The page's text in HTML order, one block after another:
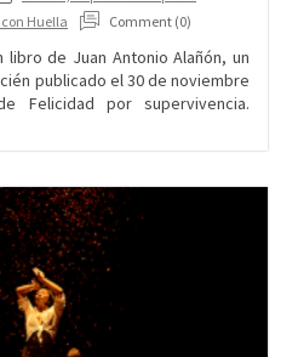
Huella Comment (0)
libro de Juan Antonio Alañón, un
publicado el 30 de noviembre
Felicidad por supervivencia.